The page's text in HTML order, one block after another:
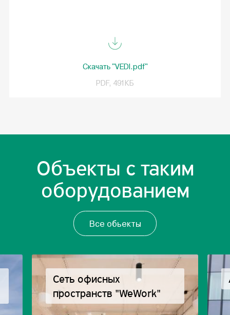
Скачать "VEDI.pdf"
PDF, 491КБ
Объекты с таким
оборудованием
Все обьекты
Сеть офисных
пространств "WeWork"